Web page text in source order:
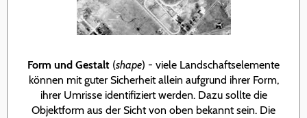
Form und Gestalt (shape) - viele Landschaftselemente
können mit guter Sicherheit allein aufgrund ihrer Form,
ihrer Umrisse identifiziert werden. Dazu sollte die
Objektform aus der Sicht von oben bekannt sein. Die